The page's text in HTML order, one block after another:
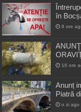
în
8 ore
16 ore
Anunț
Piatră
o zi ago